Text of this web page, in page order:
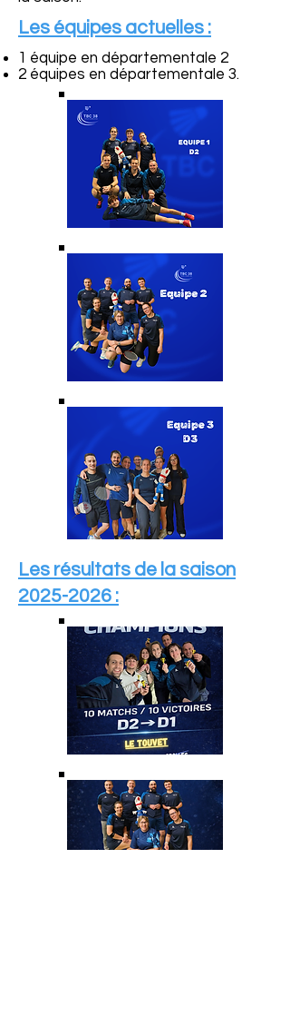
Les équipes actuelles :
1 équipe en départementale 2
2 équipes en départementale 3.
Les résultats de la saison
2025-2026 :